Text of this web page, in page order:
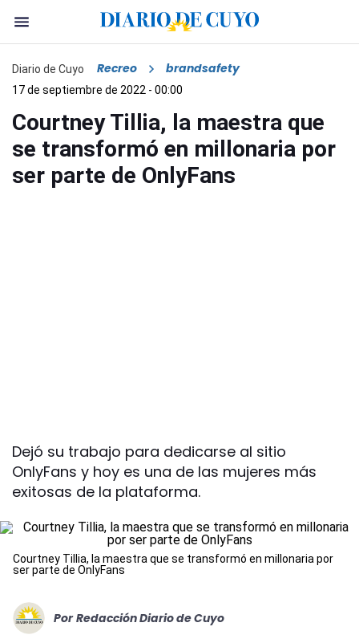
Diario de Cuyo Recreo brandsafety
17 de septiembre de 2022 - 00:00
Courtney Tillia, la maestra que
se transformó en millonaria por
ser parte de OnlyFans
Dejó su trabajo para dedicarse al sitio
OnlyFans y hoy es una de las mujeres más
exitosas de la plataforma.
Courtney Tillia, la maestra que se transformó en millonaria por
ser parte de OnlyFans
Por Redacción Diario de Cuyo